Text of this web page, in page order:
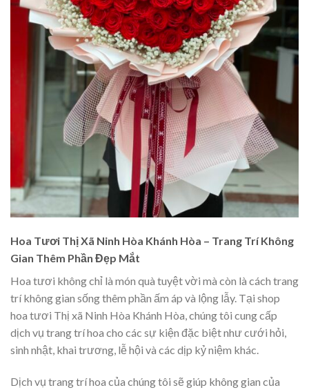
Hoa Tươi Thị Xã Ninh Hòa Khánh Hòa – Trang Trí Không
Gian Thêm Phần Đẹp Mắt
Hoa tươi không chỉ là món quà tuyệt vời mà còn là cách trang
trí không gian sống thêm phần ấm áp và lộng lẫy. Tại shop
hoa tươi Thị xã Ninh Hòa Khánh Hòa, chúng tôi cung cấp
dịch vụ trang trí hoa cho các sự kiện đặc biệt như cưới hỏi,
sinh nhật, khai trương, lễ hội và các dịp kỷ niệm khác.
Dịch vụ trang trí hoa của chúng tôi sẽ giúp không gian của